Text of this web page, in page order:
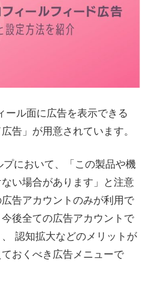
ール面に広告を表示できる
告」が用意されています。
において、「この製品や機
い場合があります」と注意
告アカウントのみが利用で
後全ての広告アカウントで
認知拡大などのメリットが
おくべき広告メニューで